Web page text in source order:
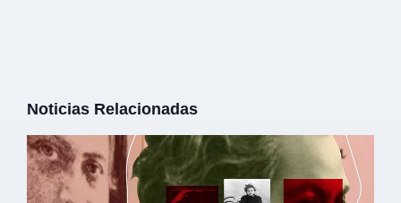
Noticias Relacionadas